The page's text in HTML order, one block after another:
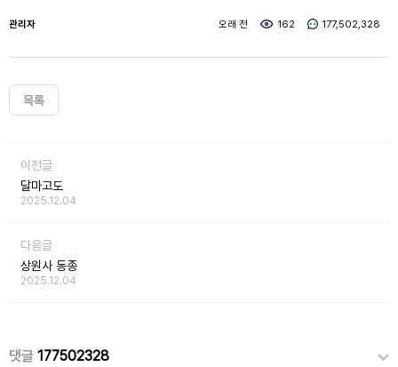
관리자 오래 전 162 177,502,328
목록
이전글
달마고도
2025.12.04
다음글
상원사 동종
2025.12.04
댓글 177502328